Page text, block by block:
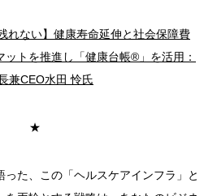
れない】健康寿命延伸と社会保障費
トを推進し「健康台帳®」を活用：
兼CEO水田 怜氏
★
た、この「ヘルスケアインフラ」と